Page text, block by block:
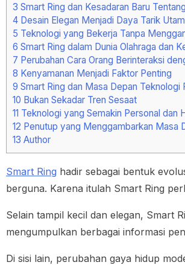
3 Smart Ring dan Kesadaran Baru
4 Desain Elegan Menjadi Daya Tarik
5 Teknologi yang Bekerja Tanpa
6 Smart Ring dalam Dunia Olahraga dan
7 Perubahan Cara Orang Berinteraksi
8 Kenyamanan Menjadi Faktor Penting
9 Smart Ring dan Masa Depan Teknologi
10 Bukan Sekadar Tren Sesaat
11 Teknologi yang Semakin Personal dan
12 Penutup yang Menggambarkan Masa
13 Author
Smart Ring hadir sebagai bentuk
berguna. Karena itulah Smart Ring
Selain tampil kecil dan elegan, Smart
mengumpulkan berbagai informasi
Di sisi lain, perubahan gaya hidup